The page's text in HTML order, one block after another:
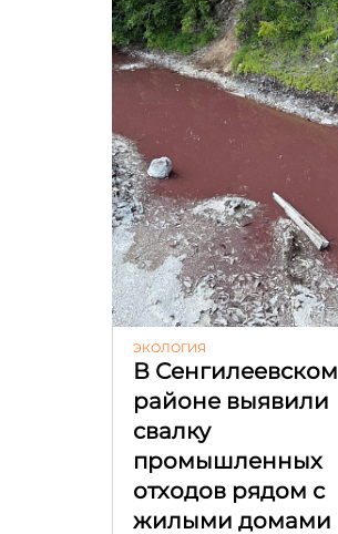
ЭКОЛОГИЯ
В Сенгилеевском
районе выявили
свалку
промышленных
отходов рядом с
жилыми домами